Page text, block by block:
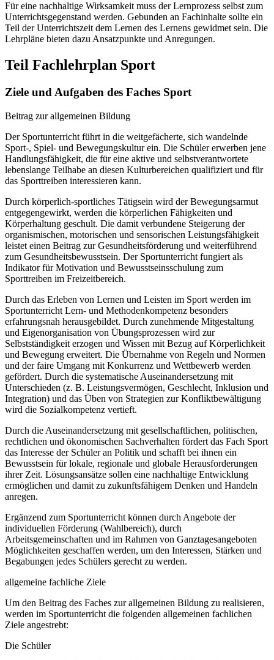
Für eine nachhaltige Wirksamkeit muss der Lernprozess selbst zum
Unterrichtsgegenstand werden. Gebunden an Fachinhalte sollte ein
Teil der Unterrichtszeit dem Lernen des Lernens gewidmet sein. Die
Lehrpläne bieten dazu Ansatzpunkte und Anregungen.
Teil Fachlehrplan Sport
Ziele und Aufgaben des Faches Sport
Beitrag zur allgemeinen Bildung
Der Sportunterricht führt in die weitgefächerte, sich wandelnde
Sport-, Spiel- und Bewegungskultur ein. Die Schüler erwerben jene
Handlungsfähigkeit, die für eine aktive und selbstverantwortete
lebenslange Teilhabe an diesen Kulturbereichen qualifiziert und für
das Sporttreiben interessieren kann.
Durch körperlich-sportliches Tätigsein wird der Bewegungsarmut
entgegengewirkt, werden die körperlichen Fähigkeiten und
Körperhaltung geschult. Die damit verbundene Steigerung der
organismischen, motorischen und sensorischen Leistungsfähigkeit
leistet einen Beitrag zur Gesundheitsförderung und weiterführend
zum Gesundheitsbewusstsein. Der Sportunterricht fungiert als
Indikator für Motivation und Bewusstseinsschulung zum
Sporttreiben im Freizeitbereich.
Durch das Erleben von Lernen und Leisten im Sport werden im
Sportunterricht Lern- und Methodenkompetenz besonders
erfahrungsnah herausgebildet. Durch zunehmende Mitgestaltung
und Eigenorganisation von Übungsprozessen wird zur
Selbstständigkeit erzogen und Wissen mit Bezug auf Körperlichkeit
und Bewegung erweitert. Die Übernahme von Regeln und Normen
und der faire Umgang mit Konkurrenz und Wettbewerb werden
gefördert. Durch die systematische Auseinandersetzung mit
Unterschieden (z. B. Leistungsvermögen, Geschlecht, Inklusion und
Integration) und das Üben von Strategien zur Konfliktbewältigung
wird die Sozialkompetenz vertieft.
Durch die Auseinandersetzung mit gesellschaftlichen, politischen,
rechtlichen und ökonomischen Sachverhalten fördert das Fach Sport
das Interesse der Schüler an Politik und schafft bei ihnen ein
Bewusstsein für lokale, regionale und globale Herausforderungen
ihrer Zeit. Lösungsansätze sollen eine nachhaltige Entwicklung
ermöglichen und damit zu zukunftsfähigem Denken und Handeln
anregen.
Ergänzend zum Sportunterricht können durch Angebote der
individuellen Förderung (Wahlbereich), durch
Arbeitsgemeinschaften und im Rahmen von Ganztagesangeboten
Möglichkeiten geschaffen werden, um den Interessen, Stärken und
Begabungen jedes Schülers gerecht zu werden.
allgemeine fachliche Ziele
Um den Beitrag des Faches zur allgemeinen Bildung zu realisieren,
werden im Sportunterricht die folgenden allgemeinen fachlichen
Ziele angestrebt:
Die Schüler